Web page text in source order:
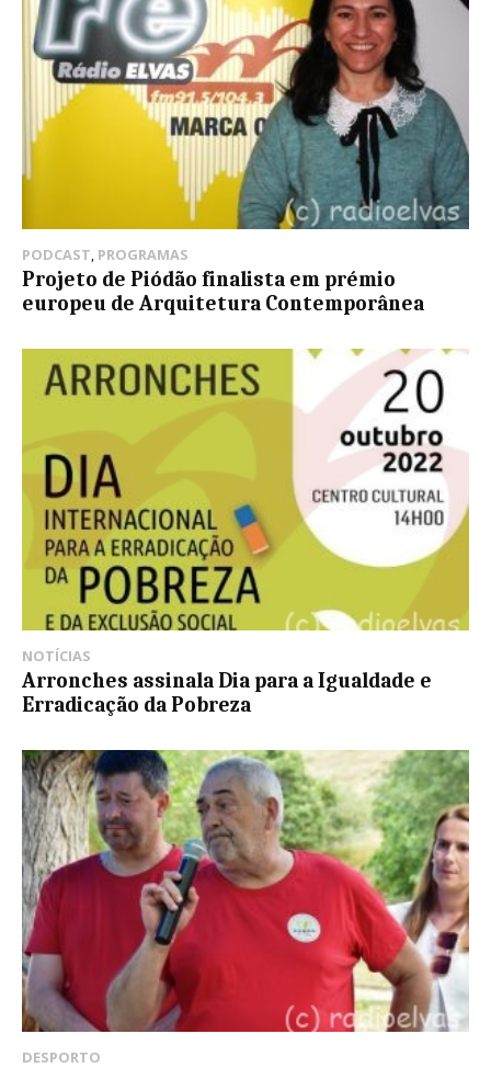
PODCAST, PROGRAMAS
Projeto de Piódão finalista em prémio
europeu de Arquitetura Contemporânea
NOTÍCIAS
Arronches assinala Dia para a Igualdade e
Erradicação da Pobreza
DESPORTO